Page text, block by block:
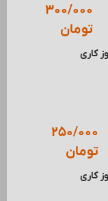
300/000
تومان
250/000
تومان